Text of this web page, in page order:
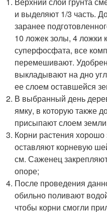
и выделяют 1/3 часть.
заранее
10 ложек золы, 4 ложки
суперфосфата, все
перемешивают.
выкладывают на дно
ее слоем оставшейся
В выбранный день
ямку, в которую также
присыпают слоем
Корни растения
оставляют корневую
см. Саженец
опоре;
После проведения
обильно поливают
чтобы корни смогли